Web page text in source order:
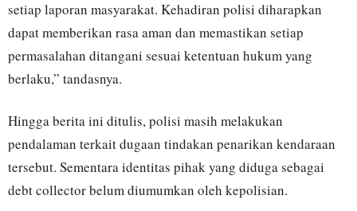
setiap laporan masyarakat. Kehadiran polisi diharapkan
dapat memberikan rasa aman dan memastikan setiap
permasalahan ditangani sesuai ketentuan hukum yang
berlaku,” tandasnya.
Hingga berita ini ditulis, polisi masih melakukan
pendalaman terkait dugaan tindakan penarikan kendaraan
tersebut. Sementara identitas pihak yang diduga sebagai
debt collector belum diumumkan oleh kepolisian.